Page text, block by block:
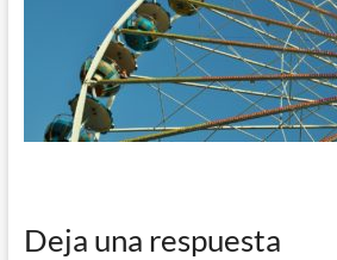
Deja una respuesta